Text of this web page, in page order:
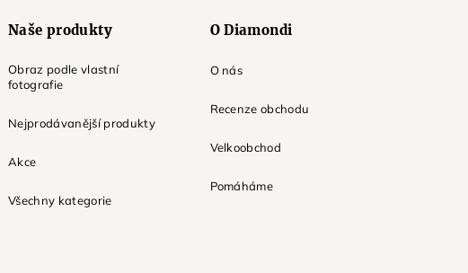
Naše produkty
Obraz podle vlastní
fotografie
Nejprodávanější produkty
Akce
Všechny kategorie
O Diamondi
O nás
Recenze obchodu
Velkoobchod
Pomáháme